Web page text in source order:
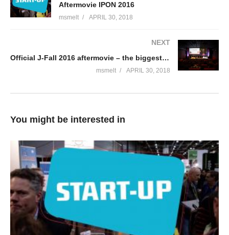
Aftermovie IPON 2016
msmelt APRIL 30, 2018
NEXT
Official J-Fall 2016 aftermovie – the biggest Java conference of the Netherlands
msmelt APRIL 30, 2018
You might be interested in